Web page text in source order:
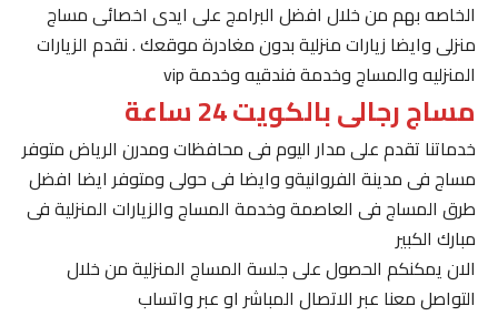
الخاصه بهم من خلال افضل البرامج على ايدى اخصائى مساج
منزلى وايضا زيارات منزلية بدون مغادرة موقعك . نقدم الزيارات
المنزليه والمساج وخدمة فندقيه وخدمة vip
مساج رجالى بالكويت 24 ساعة
خدماتنا تقدم على مدار اليوم فى محافظات ومدرن الرياض متوفر
مساج فى مدينة الفروانيةو وايضا فى حولى ومتوفر ايضا افضل
طرق المساج فى العاصمة وخدمة المساج والزيارات المنزلية فى
مبارك الكبير
الان يمكنكم الحصول على جلسة المساج المنزلية من خلال
التواصل معنا عبر الاتصال المباشر او عبر واتساب